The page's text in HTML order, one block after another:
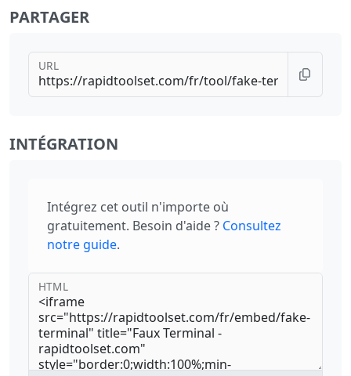
PARTAGER
URL
INTÉGRATION
Intégrez cet outil n'importe où
gratuitement. Besoin d'aide ? Consultez
notre guide.
HTML